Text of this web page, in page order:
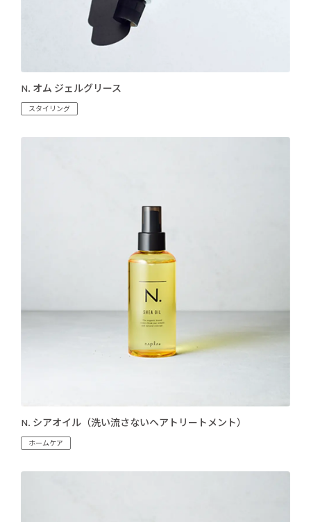
N. オム ジェルグリース
スタイリング
N. シアオイル（洗い流さないヘアトリートメント）
ホームケア